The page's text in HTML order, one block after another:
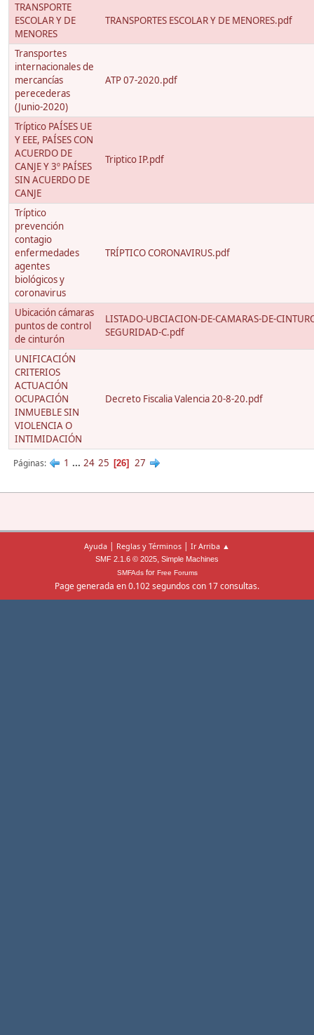
TRANSPORTE
ESCOLAR Y DE
MENORES
TRANSPORTES ESCOLAR Y DE MENORES.pdf
Transportes
internacionales de
mercancías
perecederas
(Junio-2020)
ATP 07-2020.pdf
Tríptico PAÍSES UE
Y EEE, PAÍSES CON
ACUERDO DE
CANJE Y 3º PAÍSES
SIN ACUERDO DE
CANJE
Triptico IP.pdf
Tríptico
prevención
contagio
enfermedades
agentes
biológicos y
coronavirus
TRÍPTICO CORONAVIRUS.pdf
Ubicación cámaras
puntos de control
de cinturón
LISTADO-UBCIACION-DE-CAMARAS-DE-
SEGURIDAD-C.pdf
UNIFICACIÓN
CRITERIOS
ACTUACIÓN
OCUPACIÓN
INMUEBLE SIN
VIOLENCIA O
INTIMIDACIÓN
Decreto Fiscalia Valencia 20-8-20.pdf
Páginas 1 ... 24 25 26 27
Ayuda | Reglas y Términos | Ir Arriba ▲
SMF 2.1.6 © 2025, Simple Machines
SMFAdsfor Free Forums
Page generada en 0.102 segundos con 17 consultas.